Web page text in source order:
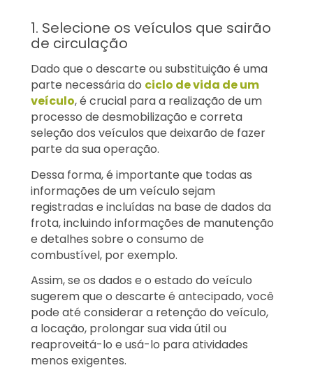
1. Selecione os veículos que sairão
de circulação
Dado que o descarte ou substituição é uma
parte necessária do ciclo de vida de um
veículo, é crucial para a realização de um
processo de desmobilização e correta
seleção dos veículos que deixarão de fazer
parte da sua operação.
Dessa forma, é importante que todas as
informações de um veículo sejam
registradas e incluídas na base de dados da
frota, incluindo informações de manutenção
e detalhes sobre o consumo de
combustível, por exemplo.
Assim, se os dados e o estado do veículo
sugerem que o descarte é antecipado, você
pode até considerar a retenção do veículo,
a locação, prolongar sua vida útil ou
reaproveitá-lo e usá-lo para atividades
menos exigentes.